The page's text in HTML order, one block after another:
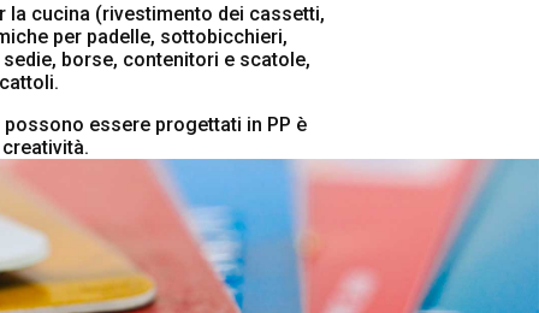
la cucina (rivestimento dei cassetti,
per padelle, sottobicchieri,
borse, contenitori e scatole,
essere progettati in PP è